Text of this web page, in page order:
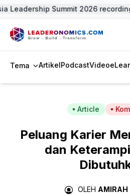
Leadership Summit 2026
Tema ArtikelPodcastVideo
Article
Peluang Karier
dan
OLEH AMIRAH